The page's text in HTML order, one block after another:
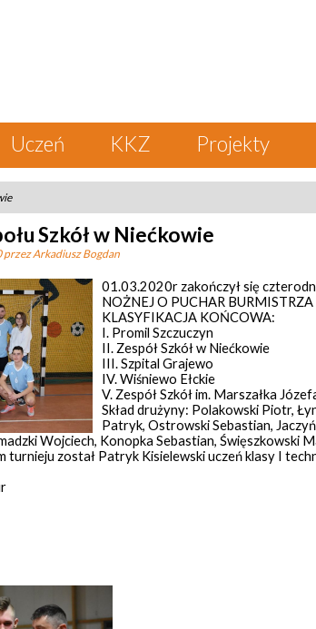
Uczeń KKZ Projekty
Szkół w Niećkowie
przez Arkadiusz Bogdan
01.03.2020r zakończył się
NOŻNEJ O PUCHAR
KLASYFIKACJA KOŃCOWA:
I. Promil Szczuczyn
II. Zespół Szkół w Niećkowie
III. Szpital Grajewo
IV. Wiśniewo Ełckie
V. Zespół Szkół im. Marszałka
Skład drużyny: Polakowski Piotr,
Patryk, Ostrowski Sebastian,
Wojciech, Konopka Sebastian, Święszkowski
turnieju został Patryk Kisielewski uczeń klasy I